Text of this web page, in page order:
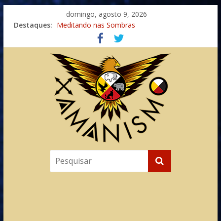
domingo, agosto 9, 2026
Destaques: Meditando nas Sombras
Autosuficiência: A Jornada do Espírito Ancestral
Xamanismo Universal
Totens – Caminho Espiritual – Crescimento
Imaginação na Cura